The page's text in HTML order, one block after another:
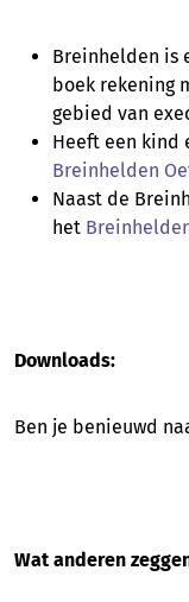
Breinhelden is
boek rekening
gebied van
Heeft een kind
Breinhelden
Naast de
het
Downloads:
Ben je benieuwd
Wat anderen